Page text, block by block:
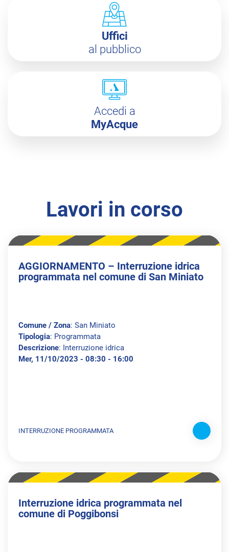
Uffici
al pubblico
Accedi a
MyAcque
Lavori in corso
AGGIORNAMENTO – Interruzione idrica
programmata nel comune di San Miniato
Comune / Zona: San Miniato
Tipologia: Programmata
Descrizione: Interruzione idrica
Mer, 11/10/2023 - 08:30 - 16:00
INTERRUZIONE PROGRAMMATA
Interruzione idrica programmata nel
comune di Poggibonsi